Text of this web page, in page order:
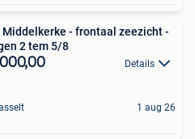
Middelkerke - frontaal zeezicht -
2 tem 5/8
Details
1 aug 26